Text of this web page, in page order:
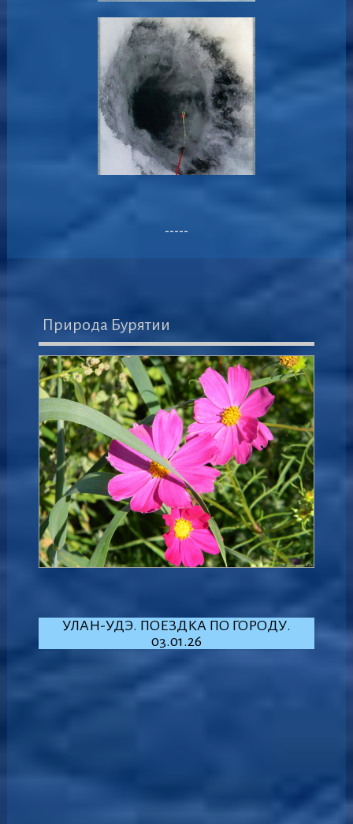
-----
Природа Бурятии
УЛАН-УДЭ. ПОЕЗДКА ПО ГОРОДУ.
03.01.26